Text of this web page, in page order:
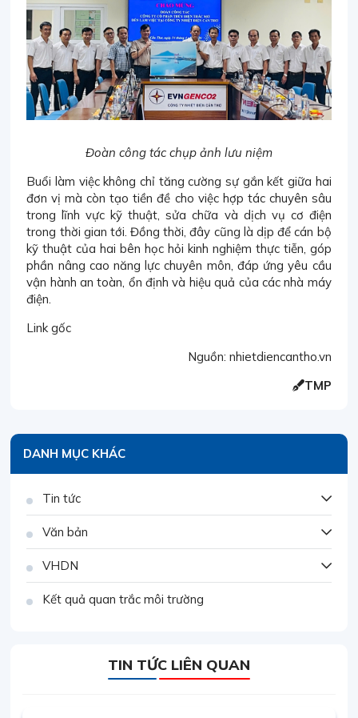
Đoàn công tác chụp ảnh lưu niệm
Buổi làm việc không chỉ tăng cường sự gắn kết giữa hai
đơn vị mà còn tạo tiền đề cho việc hợp tác chuyên sâu
trong lĩnh vực kỹ thuật, sửa chữa và dịch vụ cơ điện
trong thời gian tới. Đồng thời, đây cũng là dịp để cán bộ
kỹ thuật của hai bên học hỏi kinh nghiệm thực tiễn, góp
phần nâng cao năng lực chuyên môn, đáp ứng yêu cầu
vận hành an toàn, ổn định và hiệu quả của các nhà máy
điện.
Link gốc
Nguồn: nhietdiencantho.vn
TMP
DANH MỤC KHÁC
Tin tức
Văn bản
VHDN
Kết quả quan trắc môi trường
TIN TỨC LIÊN QUAN